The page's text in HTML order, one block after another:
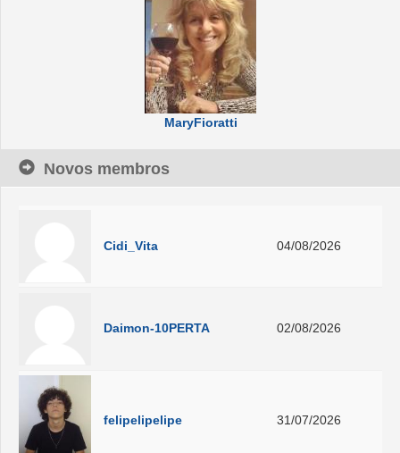
MaryFioratti
Novos membros
Cidi_Vita 04/08/2026
Daimon-10PERTA 02/08/2026
felipelipelipe 31/07/2026